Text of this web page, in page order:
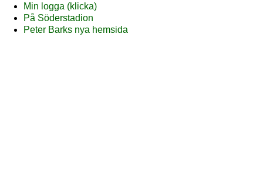
Min logga (klicka)
På Söderstadion
Peter Barks nya hemsida